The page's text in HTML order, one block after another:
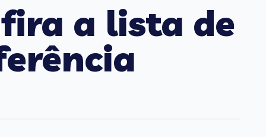
a lista de